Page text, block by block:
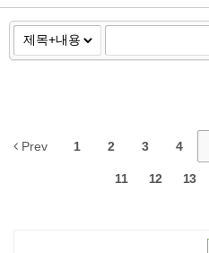
Prev 1 2 3 4
11 12 13